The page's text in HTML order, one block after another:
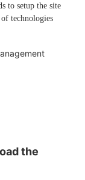
to setup the site
technologies
the